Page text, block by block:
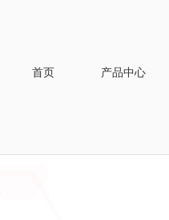
首页 产品中心